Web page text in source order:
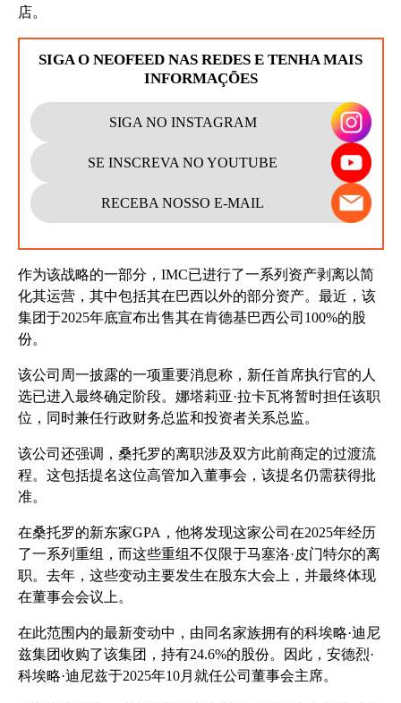
店。
SIGA O NEOFEED NAS REDES E TENHA MAIS
INFORMAÇÕES
SIGA NO INSTAGRAM
SE INSCREVA NO YOUTUBE
RECEBA NOSSO E-MAIL
作为该战略的一部分，IMC已进行了一系列资产剥离以简
化其运营，其中包括其在巴西以外的部分资产。最近，该
集团于2025年底宣布出售其在肯德基巴西公司100%的股
份。
该公司周一披露的一项重要消息称，新任首席执行官的人
选已进入最终确定阶段。娜塔莉亚·拉卡瓦将暂时担任该职
位，同时兼任行政财务总监和投资者关系总监。
该公司还强调，桑托罗的离职涉及双方此前商定的过渡流
程。这包括提名这位高管加入董事会，该提名仍需获得批
准。
在桑托罗的新东家GPA，他将发现这家公司在2025年经历
了一系列重组，而这些重组不仅限于马塞洛·皮门特尔的离
职。去年，这些变动主要发生在股东大会上，并最终体现
在董事会会议上。
在此范围内的最新变动中，由同名家族拥有的科埃略·迪尼
兹集团收购了该集团，持有24.6%的股份。因此，安德烈·
科埃略·迪尼兹于2025年10月就任公司董事会主席。